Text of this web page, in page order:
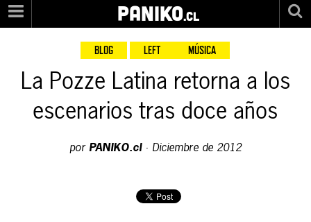
PANIKO.cl
BLOG LEFT MÚSICA
La Pozze Latina retorna a los
escenarios tras doce años
por PANIKO.cl· Diciembre de 2012